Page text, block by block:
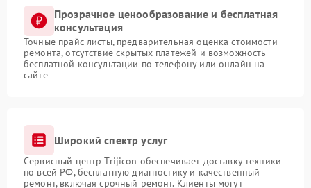
Прозрачное ценообразование и бесплатная
консультация
Точные прайс-листы, предварительная оценка стоимости
ремонта, отсутствие скрытых платежей и возможность
бесплатной консультации по телефону или онлайн на
сайте
Широкий спектр услуг
Сервисный центр Trijicon обеспечивает доставку техники
по всей РФ, бесплатную диагностику и качественный
ремонт, включая срочный ремонт. Клиенты могут